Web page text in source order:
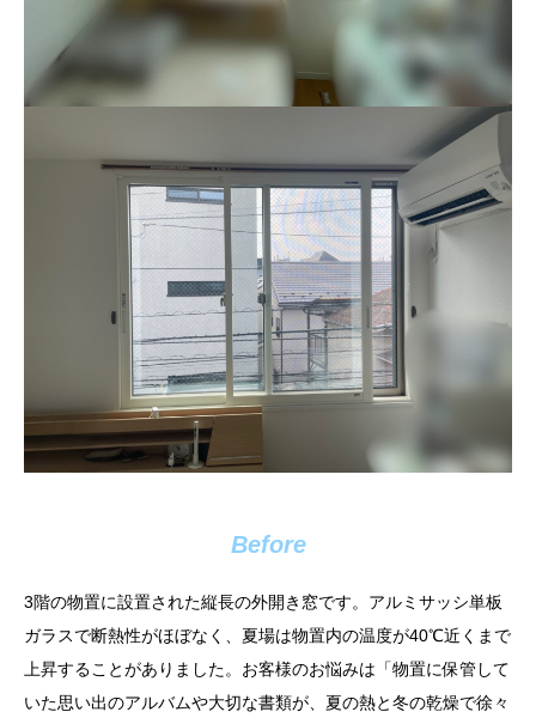
Before
3階の物置に設置された縦長の外開き窓です。アルミサッシ単板
ガラスで断熱性がほぼなく、夏場は物置内の温度が40℃近くまで
上昇することがありました。お客様のお悩みは「物置に保管して
いた思い出のアルバムや大切な書類が、夏の熱と冬の乾燥で徐々